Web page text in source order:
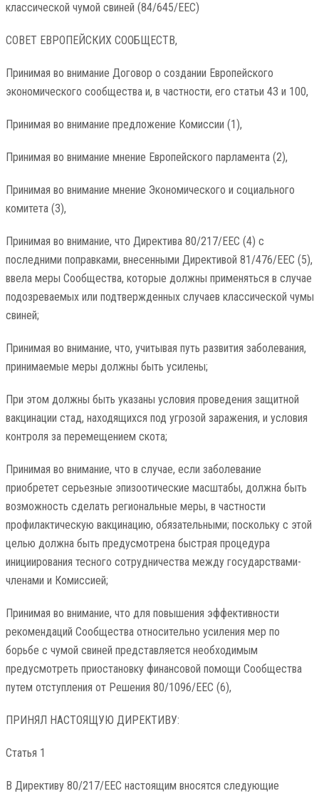
классической чумой свиней (84/645/EEC)
СОВЕТ ЕВРОПЕЙСКИХ СООБЩЕСТВ,
Принимая во внимание Договор о создании Европейского
экономического сообщества и, в частности, его статьи 43 и 100,
Принимая во внимание предложение Комиссии (1),
Принимая во внимание мнение Европейского парламента (2),
Принимая во внимание мнение Экономического и социального
комитета (3),
Принимая во внимание, что Директива 80/217/EEC (4) с
последними поправками, внесенными Директивой 81/476/EEC (5),
ввела меры Сообщества, которые должны применяться в случае
подозреваемых или подтвержденных случаев классической чумы
свиней;
Принимая во внимание, что, учитывая путь развития заболевания,
принимаемые меры должны быть усилены;
При этом должны быть указаны условия проведения защитной
вакцинации стад, находящихся под угрозой заражения, и условия
контроля за перемещением скота;
Принимая во внимание, что в случае, если заболевание
приобретет серьезные эпизоотические масштабы, должна быть
возможность сделать региональные меры, в частности
профилактическую вакцинацию, обязательными; поскольку с этой
целью должна быть предусмотрена быстрая процедура
инициирования тесного сотрудничества между государствами-
членами и Комиссией;
Принимая во внимание, что для повышения эффективности
рекомендаций Сообщества относительно усиления мер по
борьбе с чумой свиней представляется необходимым
предусмотреть приостановку финансовой помощи Сообщества
путем отступления от Решения 80/1096/EEC (6),
ПРИНЯЛ НАСТОЯЩУЮ ДИРЕКТИВУ:
Статья 1
В Директиву 80/217/EEC настоящим вносятся следующие